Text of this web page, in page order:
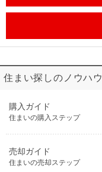
住まい探しのノウハウ
購入ガイド
住まいの購入ステップ
売却ガイド
住まいの売却ステップ